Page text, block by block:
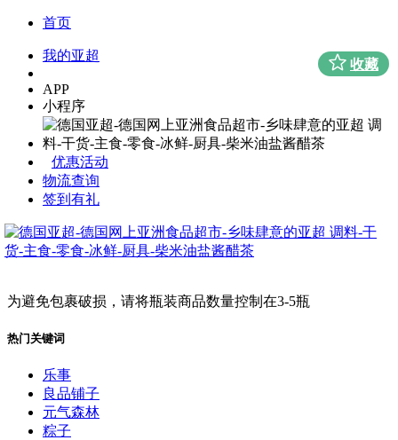
首页
我的亚超
APP
小程序
优惠活动
物流查询
签到有礼
为避免包裹破损，请将瓶装商品数量控制在3-5瓶
热门关键词
乐事
良品铺子
元气森林
粽子
收藏